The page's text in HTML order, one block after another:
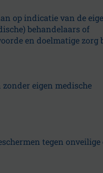
op indicatie van de
behandelaars of
en doelmatige zorg
eigen medische
tegen onveilige